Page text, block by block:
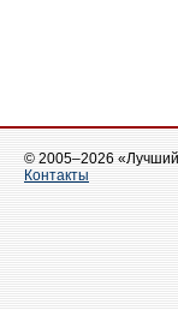
© 2005–2026
Контакты